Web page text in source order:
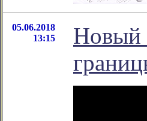
05.06.2018
13:15
Новый